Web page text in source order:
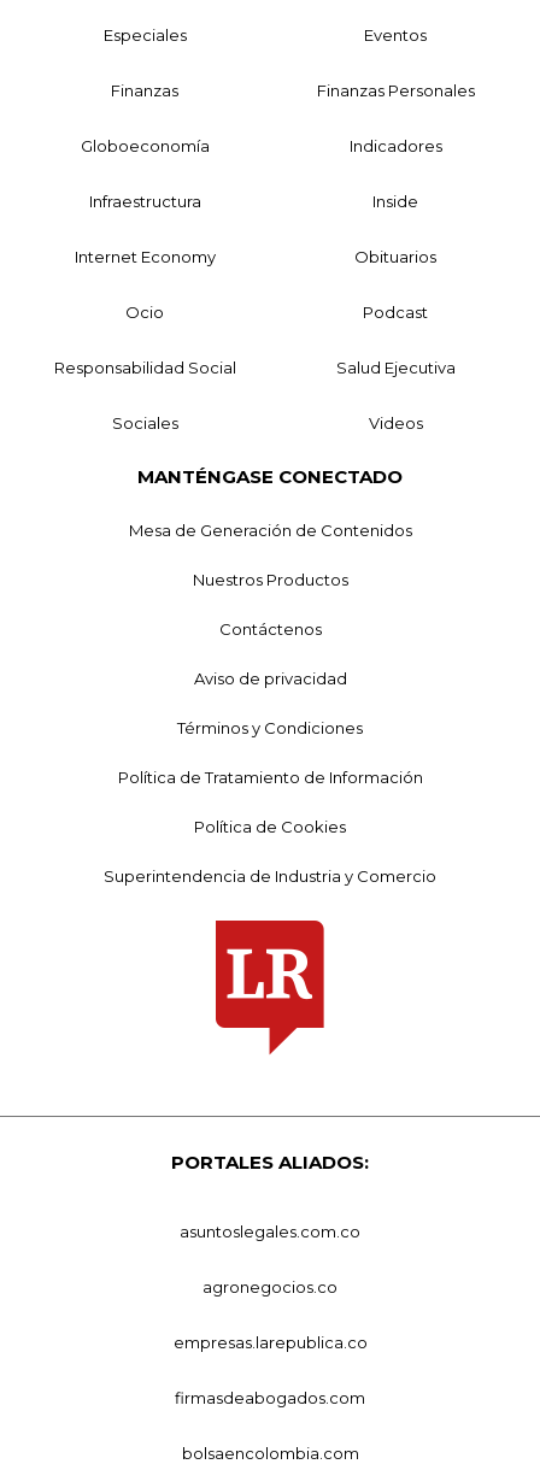
Especiales Eventos
Finanzas Finanzas Personales
Globoeconomía Indicadores
Infraestructura Inside
Internet Economy Obituarios
Ocio Podcast
Responsabilidad Social Salud Ejecutiva
Sociales Videos
MANTÉNGASE CONECTADO
Mesa de Generación de Contenidos
Nuestros Productos
Contáctenos
Aviso de privacidad
Términos y Condiciones
Política de Tratamiento de Información
Política de Cookies
Superintendencia de Industria y Comercio
PORTALES ALIADOS:
asuntoslegales.com.co
agronegocios.co
empresas.larepublica.co
firmasdeabogados.com
bolsaencolombia.com